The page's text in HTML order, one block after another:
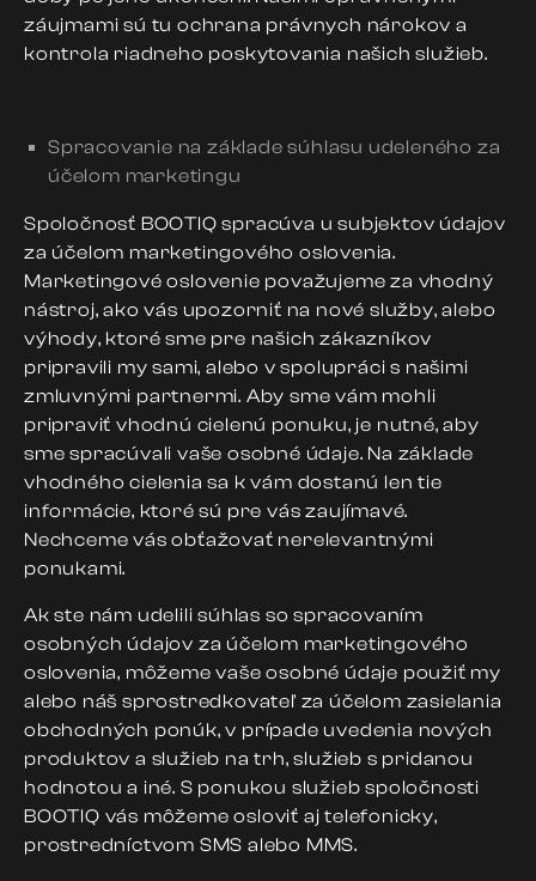
záujmami sú tu ochrana právnych nárokov a
kontrola riadneho poskytovania našich služieb.
Spracovanie na základe súhlasu udeleného za
účelom marketingu
Spoločnosť BOOTIQ spracúva u subjektov údajov
za účelom marketingového oslovenia.
Marketingové oslovenie považujeme za vhodný
nástroj, ako vás upozorniť na nové služby, alebo
výhody, ktoré sme pre našich zákazníkov
pripravili my sami, alebo v spolupráci s našimi
zmluvnými partnermi. Aby sme vám mohli
pripraviť vhodnú cielenú ponuku, je nutné, aby
sme spracúvali vaše osobné údaje. Na základe
vhodného cielenia sa k vám dostanú len tie
informácie, ktoré sú pre vás zaujímavé.
Nechceme vás obťažovať nerelevantnými
ponukami.
Ak ste nám udelili súhlas so spracovaním
osobných údajov za účelom marketingového
oslovenia, môžeme vaše osobné údaje použiť my
alebo náš sprostredkovateľ za účelom zasielania
obchodných ponúk, v prípade uvedenia nových
produktov a služieb na trh, služieb s pridanou
hodnotou a iné. S ponukou služieb spoločnosti
BOOTIQ vás môžeme osloviť aj telefonicky,
prostredníctvom SMS alebo MMS.